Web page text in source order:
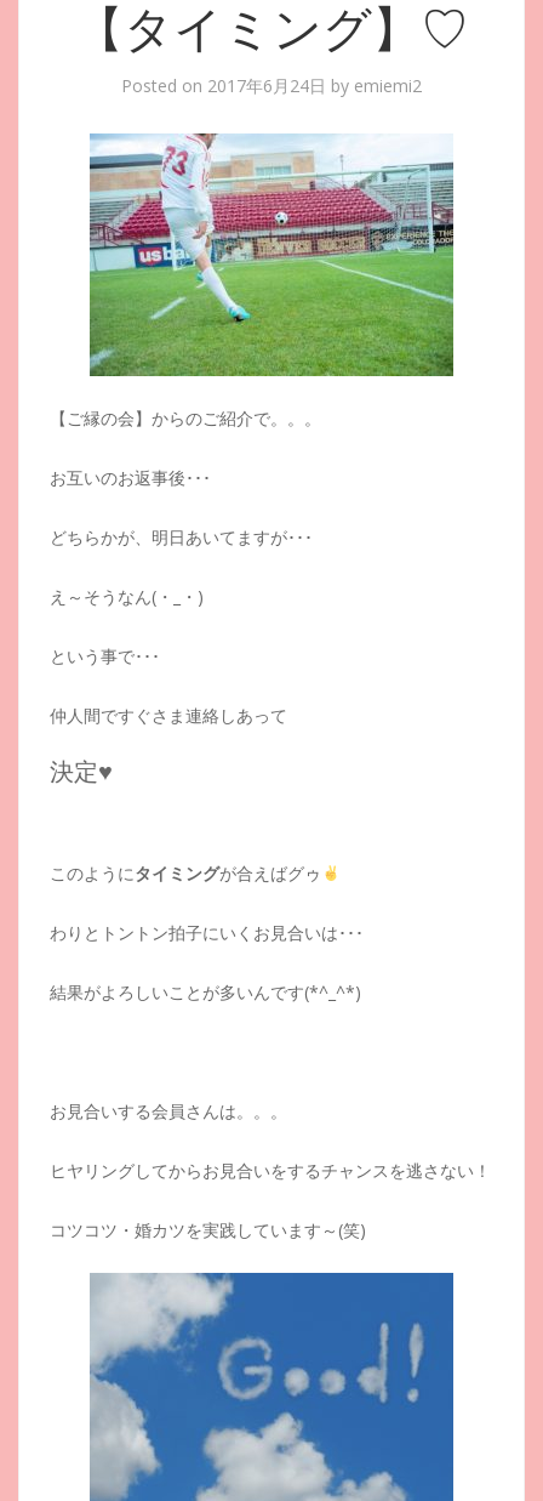
【タイミング】♡
Posted on 2017年6月24日 by emiemi2
【ご縁の会】からのご紹介で。。。
お互いのお返事後･･･
どちらかが、明日あいてますが･･･
え～そうなん(・_・)
という事で･･･
仲人間ですぐさま連絡しあって
決定♥
このようにタイミングが合えばグゥ
わりとトントン拍子にいくお見合いは･･･
結果がよろしいことが多いんです(*^_^*)
お見合いする会員さんは。。。
ヒヤリングしてからお見合いをするチャンスを逃さない！
コツコツ・婚カツを実践しています～(笑)